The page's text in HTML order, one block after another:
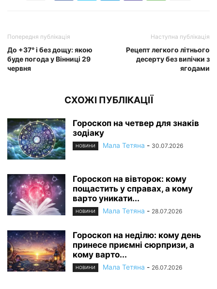
Попередня публікація
До +37° і без дощу: якою
буде погода у Вінниці 29
червня
Наступна публікація
Рецепт легкого літнього
десерту без випічки з
ягодами
СХОЖІ ПУБЛІКАЦІЇ
Гороскоп на четвер для знаків
зодіаку
НОВИНИ Мала Тетяна - 30.07.2026
Гороскоп на вівторок: кому
пощастить у справах, а кому
варто уникати...
НОВИНИ Мала Тетяна - 28.07.2026
Гороскоп на неділю: кому день
принесе приємні сюрпризи, а
кому варто...
НОВИНИ Мала Тетяна - 26.07.2026